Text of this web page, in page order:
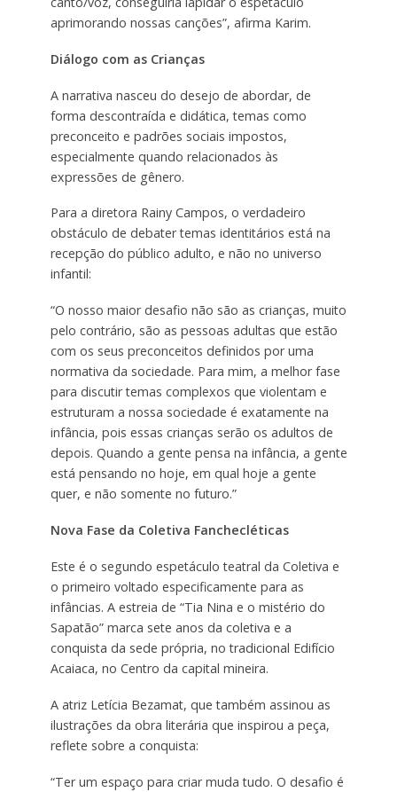
aprimorando nossas canções”, afirma Karim.
Diálogo com as Crianças
A narrativa nasceu do desejo de abordar, de
forma descontraída e didática, temas como
preconceito e padrões sociais impostos,
especialmente quando relacionados às
expressões de gênero.
Para a diretora Rainy Campos, o verdadeiro
obstáculo de debater temas identitários está na
recepção do público adulto, e não no universo
infantil:
“O nosso maior desafio não são as crianças, muito
pelo contrário, são as pessoas adultas que estão
com os seus preconceitos definidos por uma
normativa da sociedade. Para mim, a melhor fase
para discutir temas complexos que violentam e
estruturam a nossa sociedade é exatamente na
infância, pois essas crianças serão os adultos de
depois. Quando a gente pensa na infância, a gente
está pensando no hoje, em qual hoje a gente
quer, e não somente no futuro.”
Nova Fase da Coletiva Fanchecléticas
Este é o segundo espetáculo teatral da Coletiva e
o primeiro voltado especificamente para as
infâncias. A estreia de “Tia Nina e o mistério do
Sapatão” marca sete anos da coletiva e a
conquista da sede própria, no tradicional Edifício
Acaiaca, no Centro da capital mineira.
A atriz Letícia Bezamat, que também assinou as
ilustrações da obra literária que inspirou a peça,
reflete sobre a conquista:
“Ter um espaço para criar muda tudo. O desafio é